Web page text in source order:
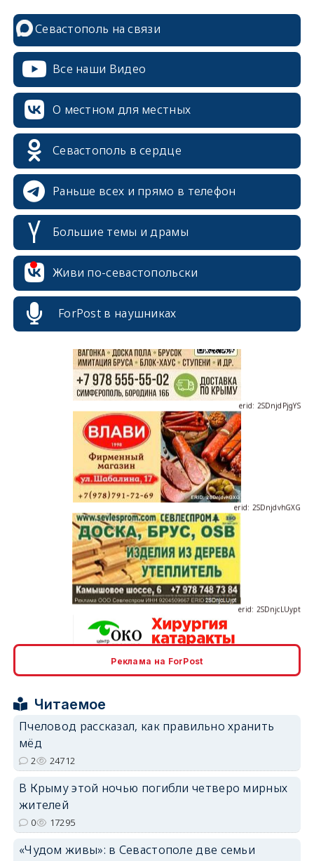
Севастополь на связи
Все наши Видео
О местном для местных
Севастополь в сердце
Раньше всех и прямо в телефон
Большие темы и драмы
Живи по-севастопольски
ForPost в наушниках
erid: 2SDnjcrDNw6
erid: 2SDnjdvhGXG
erid: 2SDnjdPjgYS
Реклама на ForPost
Читаемое
Пчеловод рассказал, как правильно хранить
мёд
2 24712
В Крыму этой ночью погибли четверо мирных
жителей
0 17295
«Чудом живы»: в Севастополе две семьи